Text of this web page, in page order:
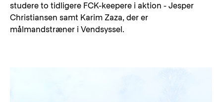
studere to tidligere FCK-keepere i aktion - Jesper
Christiansen samt Karim Zaza, der er
målmandstræner i Vendsyssel.